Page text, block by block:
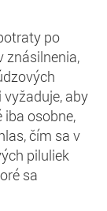
po
znásilnenia,
aby
osobne,
čím sa v
piluliek
sa